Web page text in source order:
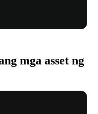
mga asset ng